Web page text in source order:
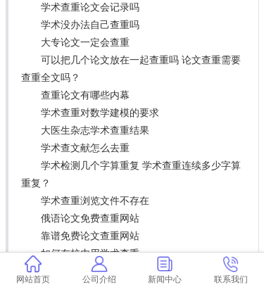
学术查重论文会记录吗
学术没办法自己查重吗
大专论文一定会查重
可以把几个论文放在一起查重吗 论文查重需要
查重全文吗？
查重论文有哪些内幕
学术查重对数学建模的要求
大医生杂志学术查重结果
学术查文献怎么去重
学术检测几个字算重复 学术查重连续多少字算
重复？
学术查重浏览文件不存在
俄语论文免费查重网站
靠谱免费论文查重网站
如何在校内用学术查重
参考一篇论文 查重 论文查重到底是怎么查的？
网站首页 公司介绍 新闻中心 联系我们